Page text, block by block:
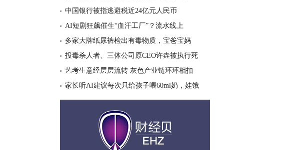
中国银行被指逃避税近24亿元人民币
AI短剧狂飙催生“血汗工厂”？流水线上
多家大牌纸尿裤检出有毒物质，宝爸宝妈
投毒杀人者、三体公司原CEO许垚被执行死
艺考生意经层层流转 灰色产业链环环相扣
家长听AI建议每次只给孩子喂60ml奶，娃饿